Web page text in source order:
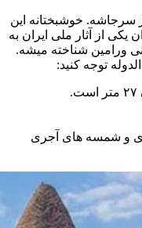
سرجاشه. خوشبختانه این
عنوان یکی از آثار ملی ایران به
ورامین شناخته میشه.
توجه کنید:
و شمسه های آجری